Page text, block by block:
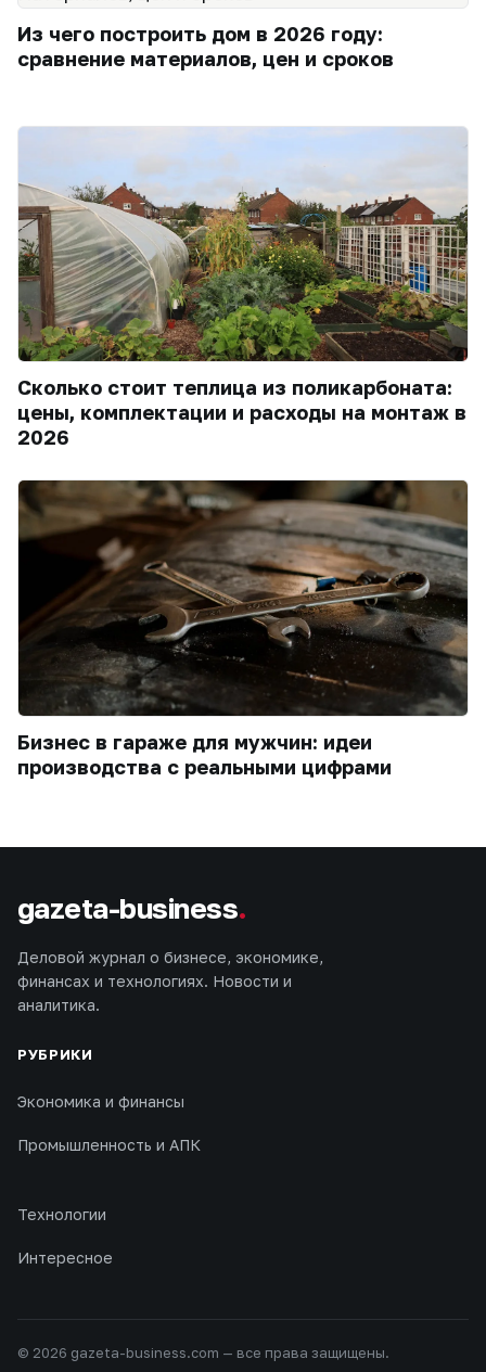
Из чего построить дом в 2026 году:
сравнение материалов, цен и сроков
Сколько стоит теплица из поликарбоната:
цены, комплектации и расходы на монтаж в
2026
Бизнес в гараже для мужчин: идеи
производства с реальными цифрами
gazeta-business.
Деловой журнал о бизнесе, экономике,
финансах и технологиях. Новости и
аналитика.
РУБРИКИ
Экономика и финансы
Промышленность и АПК
Технологии
Интересное
© 2026 gazeta-business.com — все права защищены.